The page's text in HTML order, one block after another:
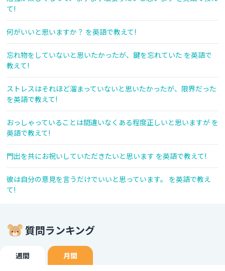
て!
何がいいと思いますか？ を英語で教えて!
忘れ物をしていないと思いたかったが、鍵を忘れていた を英語で
教えて!
ストレスはそれほど溜まっていないと思いたかったが、限界だった
を英語で教えて!
おっしゃっていることは間違いなくある程度正しいと思いますが を
英語で教えて!
門出を共にお祝いしていただきたいと思います を英語で教えて!
彼は自分の意見を言うだけでいいと思っています。 を英語で教え
て!
質問ランキング
週間 月間